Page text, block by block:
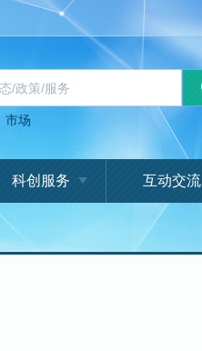
市场
科创服务 互动交流